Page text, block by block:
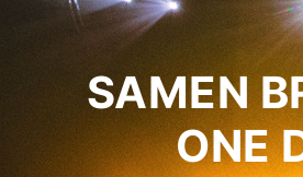
SAMEN
ONE